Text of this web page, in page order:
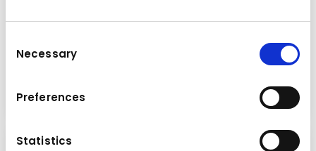
Selection
Necessary
Preferences
Statistics
beginnen Zusammenarbeit zur
Technologie für Baumaschinen